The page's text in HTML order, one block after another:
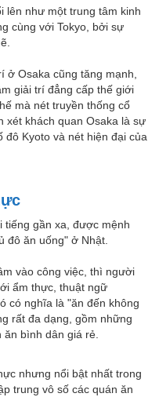
lên như một trung tâm kinh
cùng với Tokyo, bởi sự
ở Osaka cũng tăng mạnh,
giải trí đẳng cấp thế giới
mà nét truyền thống cổ
xét khách quan Osaka là sự
đô Kyoto và nét hiện đại của
tiếng gần xa, được mệnh
đô ăn uống" ở Nhật.
vào công việc, thì người
ẩm thực, thuật ngữ
có nghĩa là "ăn đến không
rất đa dạng, gồm những
bình dân giá rẻ.
nhưng nổi bật nhất trong
trung vô số các quán ăn